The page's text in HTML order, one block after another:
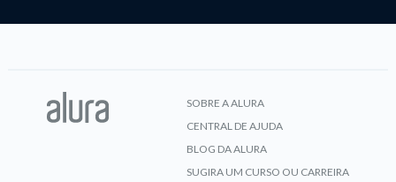
SOBRE A ALURA
CENTRAL DE AJUDA
BLOG DA ALURA
SUGIRA UM CURSO OU CARREIRA